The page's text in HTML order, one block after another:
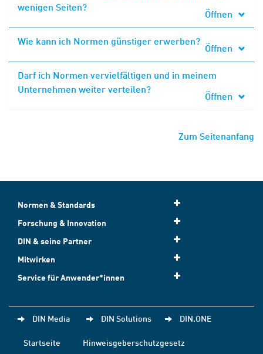
wenigen Seiten?
Öffnen
Wie kann ich Normen günstiger erwerben?
Öffnen
Darf ich Normen vervielfältigen und in meinem
Unternehmen weiter verteilen?
Öffnen
Zum Seitenanfang
Normen & Standards
Forschung & Innovation
DIN & seine Partner
Mitwirken
Service für Anwender*innen
DIN Media DIN Solutions DIN.ONE
Startseite
Hinweisgeberschutzgesetz